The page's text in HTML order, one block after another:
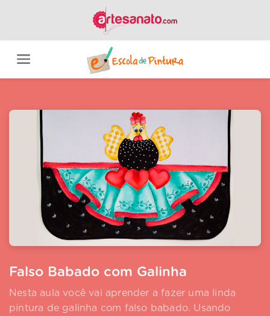
Falso Babado com Galinha
Nesta aula você vai aprender a fazer uma linda
pintura de galinha com falso babado. Usando